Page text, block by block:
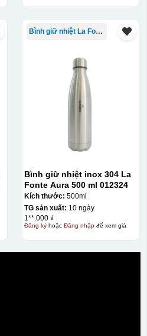
Bình giữ nhiệt La Fonte
Bình giữ nhiệt inox 304 La
Fonte Aura 500 ml 012324
Kích thước: 500ml
TG sản xuất: 10 ngày
1**.000 ₫
Đăng kýhoặc Đăng nhậpđể xem giá